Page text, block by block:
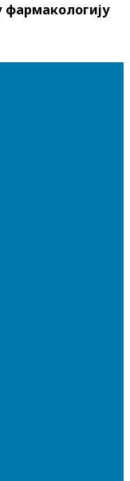
фармакологију